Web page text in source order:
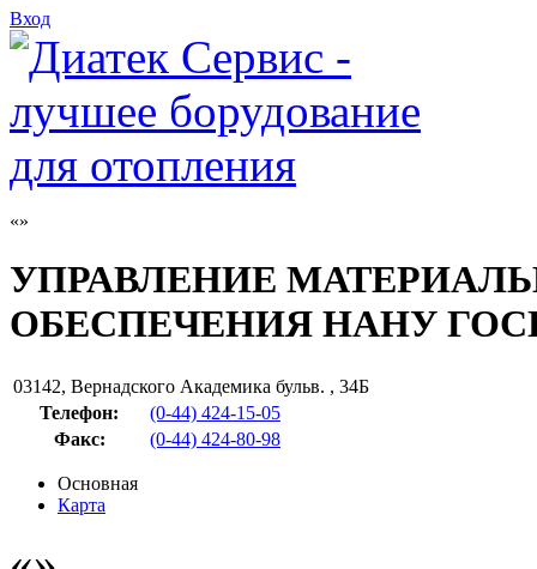
Вход
УПРАВЛЕНИЕ
ОБЕСПЕЧЕНИЯ НАНУ
03142, Вернадского Академика бульв. , 34Б
Телефон:
(0-44) 424-15-05
Факс: (0-44) 424-80-98
Основная
Карта